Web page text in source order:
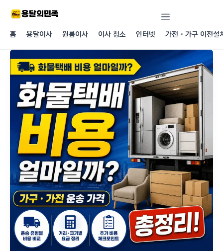
건너뛰기
홈
용달이사 원룸이사 이사 청소 인터넷 가전・가구 이전설